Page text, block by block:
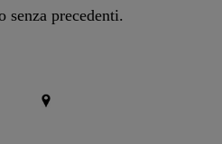
precedenti.